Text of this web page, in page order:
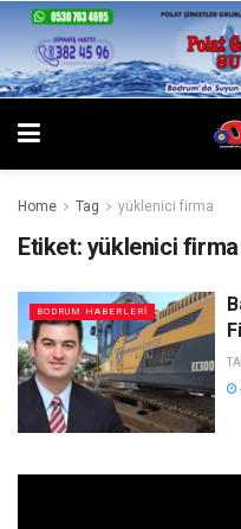
Home Tag yüklenici firma
Etiket: yüklenici firma
BODRUM HABERLERI